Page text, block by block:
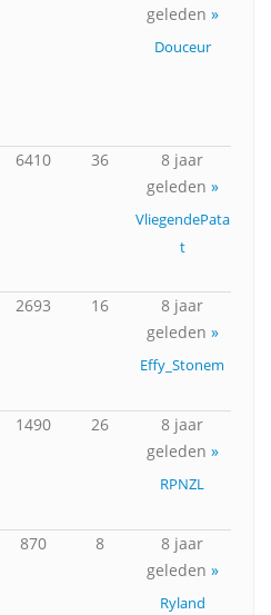
geleden »
Douceur
6410 36
8 jaar
geleden »
VliegendePata
t
2693 16
8 jaar
geleden »
Effy_Stonem
1490 26
8 jaar
geleden »
RPNZL
870 8
8 jaar
geleden »
Ryland